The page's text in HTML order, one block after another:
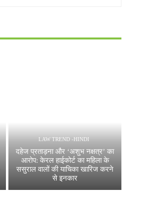
LAW TREND -HINDI
दहेज प्रताड़ना और ‘अशुभ नक्षत्र’ का
आरोप: केरल हाईकोर्ट का महिला के
ससुराल वालों की याचिका खारिज करने
से इनकार